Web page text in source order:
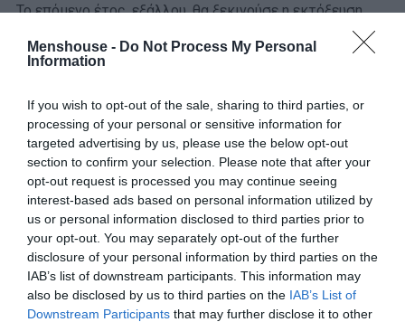
Menshouse - Do Not Process My Personal
Information
If you wish to opt-out of the sale, sharing to third parties, or
processing of your personal or sensitive information for
targeted advertising by us, please use the below opt-out
section to confirm your selection. Please note that after your
opt-out request is processed you may continue seeing
interest-based ads based on personal information utilized by
us or personal information disclosed to third parties prior to
your opt-out. You may separately opt-out of the further
disclosure of your personal information by third parties on the
IAB’s list of downstream participants. This information may
also be disclosed by us to third parties on the IAB’s List of
Downstream Participants that may further disclose it to other
Το επόμενο έτος, εξάλλου, θα ξεκινούσε η εκτόξευση
εποχής: Μέσω της ταινίας
«Ποια είναι η Μαργαρίτα»
Δαλιανίδη και σκηνοθεσία Ντίμη Δαδήρα), όπου
πρωταγωνιστούσε η σπουδαίαΤζένη Καρέζη, έκανε την
πρώτη του εμφάνιση οΓιάννης Φέρτηςκαι έπαιζαν
ακόμα ηθοποιοί όπως οι Θανάσης Βέγγος, Δημήτρης
Νικολαΐδης, Κούλης Στολίγκας και Στέφανος Ληναίος.
Έμεινε στην ιστορία λοιπόν η σκηνή της ποδηλατάδας,
όπου η Καρέζη και ο Φέρτης τραγουδούνντουέτοστους
δρόμους της Κω «η Μαργαρίτα η Μαργαρώ». Ήταν μια
εκτέλεση που έμελεν’ αγαπηθεί εξίσουαπό το κοινό.